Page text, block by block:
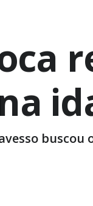
buscou